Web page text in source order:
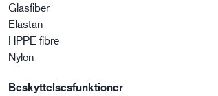
Glasfiber
Elastan
HPPE fibre
Nylon
Beskyttelsesfunktioner